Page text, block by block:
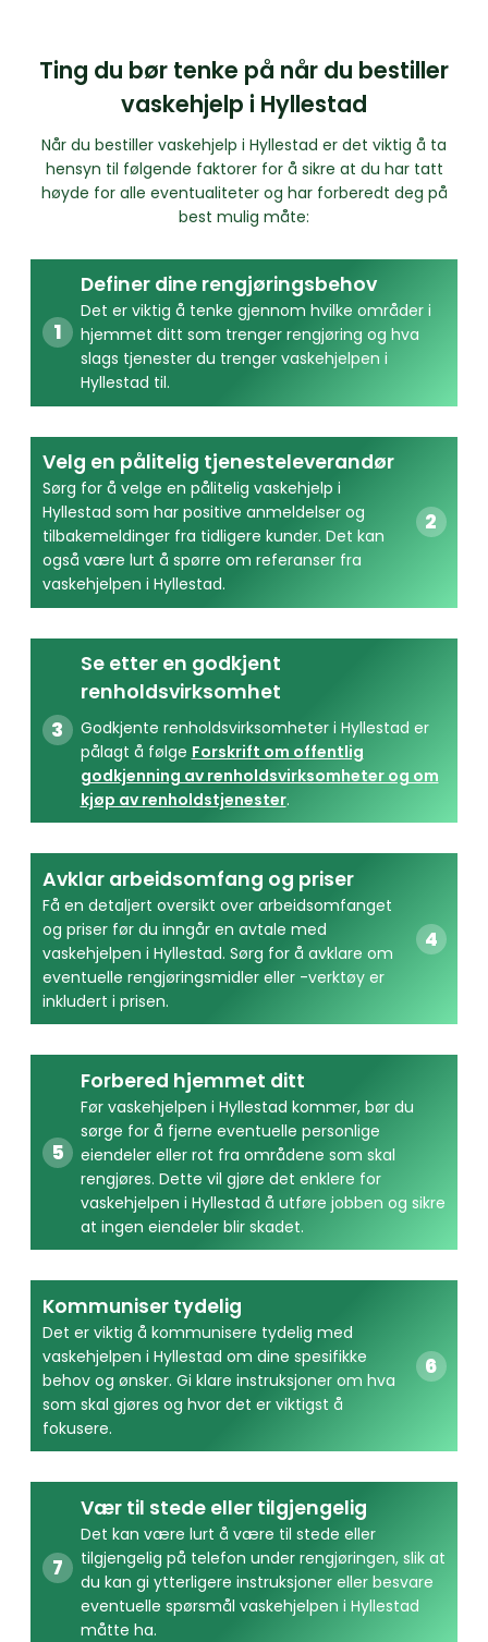
Ting du bør tenke på når du bestiller
vaskehjelp i Hyllestad
Når du bestiller vaskehjelp i Hyllestad er det viktig å ta
hensyn til følgende faktorer for å sikre at du har tatt
høyde for alle eventualiteter og har forberedt deg på
best mulig måte:
Definer dine rengjøringsbehov
Det er viktig å tenke gjennom hvilke områder i
hjemmet ditt som trenger rengjøring og hva
slags tjenester du trenger vaskehjelpen i
Hyllestad til.
Velg en pålitelig tjenesteleverandør
Sørg for å velge en pålitelig vaskehjelp i
Hyllestad som har positive anmeldelser og
tilbakemeldinger fra tidligere kunder. Det kan
også være lurt å spørre om referanser fra
vaskehjelpen i Hyllestad.
Se etter en godkjent
renholdsvirksomhet
Godkjente renholdsvirksomheter i Hyllestad er
pålagt å følge Forskrift om offentlig
godkjenning av renholdsvirksomheter og om
kjøp av renholdstjenester.
Avklar arbeidsomfang og priser
Få en detaljert oversikt over arbeidsomfanget
og priser før du inngår en avtale med
vaskehjelpen i Hyllestad. Sørg for å avklare om
eventuelle rengjøringsmidler eller -verktøy er
inkludert i prisen.
Forbered hjemmet ditt
Før vaskehjelpen i Hyllestad kommer, bør du
sørge for å fjerne eventuelle personlige
eiendeler eller rot fra områdene som skal
rengjøres. Dette vil gjøre det enklere for
vaskehjelpen i Hyllestad å utføre jobben og sikre
at ingen eiendeler blir skadet.
Kommuniser tydelig
Det er viktig å kommunisere tydelig med
vaskehjelpen i Hyllestad om dine spesifikke
behov og ønsker. Gi klare instruksjoner om hva
som skal gjøres og hvor det er viktigst å
fokusere.
Vær til stede eller tilgjengelig
Det kan være lurt å være til stede eller
tilgjengelig på telefon under rengjøringen, slik at
du kan gi ytterligere instruksjoner eller besvare
eventuelle spørsmål vaskehjelpen i Hyllestad
måtte ha.